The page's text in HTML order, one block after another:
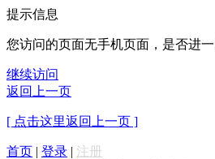
提示信息
您访问的页面无手机页面，是否进
继续访问
返回上一页
[ 点击这里返回上一页 ]
首页 | 登录 | 注册